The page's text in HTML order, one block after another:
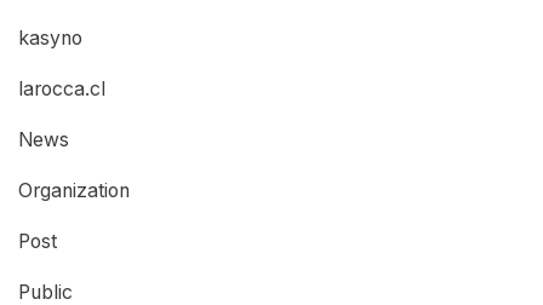
kasyno
larocca.cl
News
Organization
Post
Public